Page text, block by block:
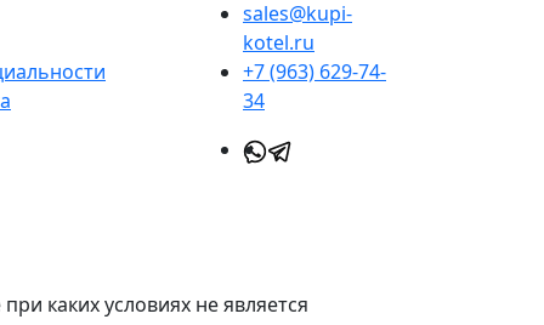
sales@kupi-
kotel.ru
+7 (963) 629-74-
34
каких условиях не является